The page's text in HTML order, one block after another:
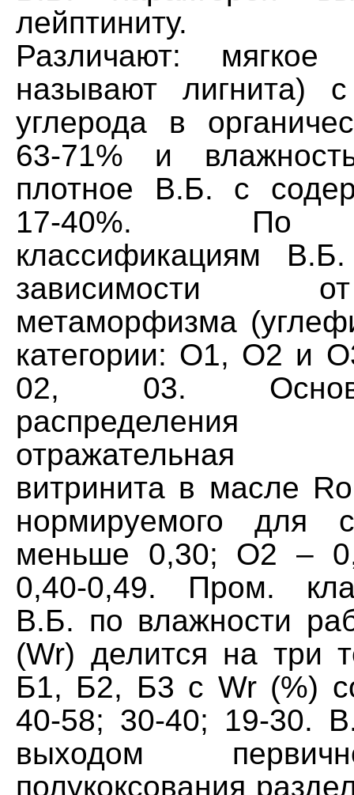
лейптиниту.
Различают:
называют лигнита)
углерода в
63-71% и
плотное В.Б. с
17-40%. По
классификациям
зависимости
метаморфизма
категории: О1, О2 и
02, 03.
отражательная
витринита в масле
нормируемого для
меньше 0,30; О2 –
0,40-0,49. Пром.
В.Б. по влажности
(Wr) делится на три
Б1, Б2, Б3 с Wr (%)
40-58; 30-40; 19-30.
выходом
полукоксования